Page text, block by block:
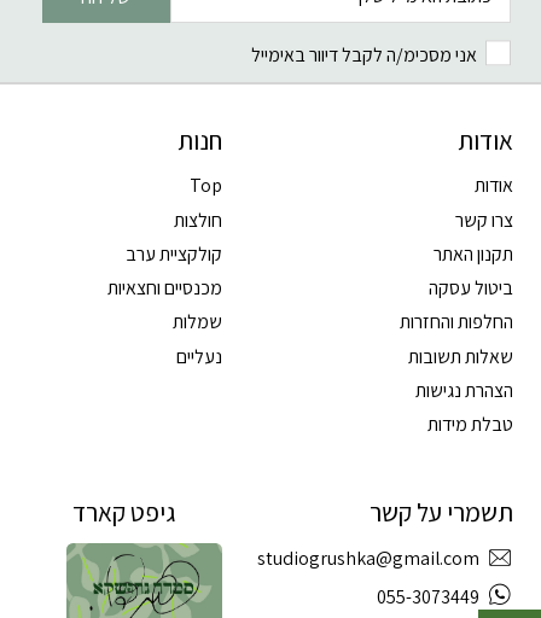
אני מסכימ/ה לקבל דיוור באימייל
אודות
אודות
צרו קשר
תקנון האתר
ביטול עסקה
החלפות והחזרות
שאלות תשובות
הצהרת נגישות
טבלת מידות
חנות
Top
חולצות
קולקציית ערב
מכנסיים וחצאיות
שמלות
נעליים
תשמרי על קשר
studiogrushka@gmail.com
055-3073449
גיפט קארד